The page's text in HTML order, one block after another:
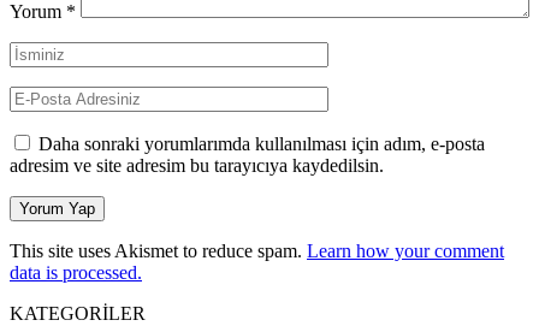
Yorum *
Daha sonraki yorumlarımda kullanılması için adım, e-posta
adresim ve site adresim bu tarayıcıya kaydedilsin.
This site uses Akismet to reduce spam. Learn how your comment
data is processed.
KATEGORİLER